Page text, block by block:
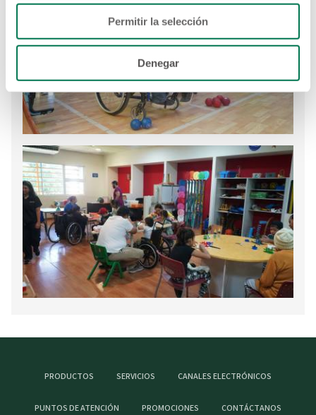
Permitir la selección
Denegar
PRODUCTOS SERVICIOS CANALES ELECTRÓNICOS
PUNTOS DE ATENCIÓN PROMOCIONES CONTÁCTANOS